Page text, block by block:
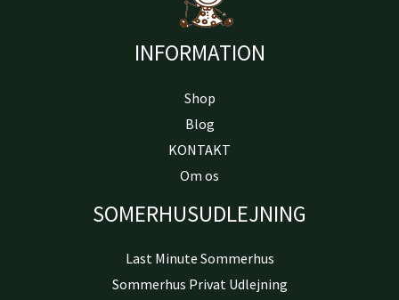
INFORMATION
Shop
Blog
KONTAKT
Om os
SOMERHUSUDLEJNING
Last Minute Sommerhus
Sommerhus Privat Udlejning